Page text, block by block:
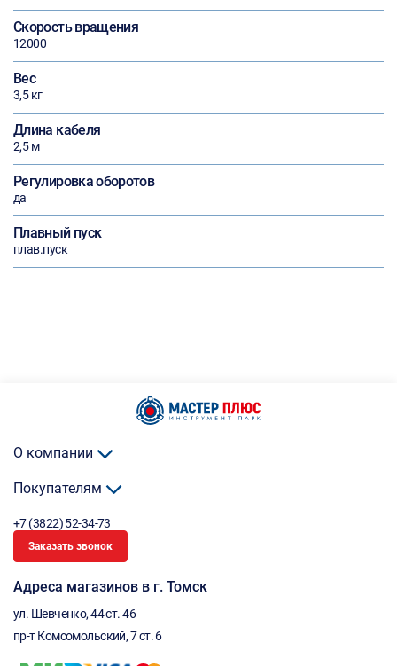
Скорость вращения
12000
Вес
3,5 кг
Длина кабеля
2,5 м
Регулировка оборотов
да
Плавный пуск
плав.пуск
О компании
Покупателям
+7 (3822) 52-34-73
Заказать звонок
Адреса магазинов в г. Томск
ул. Шевченко, 44 ст. 46
пр-т Комсомольский, 7 ст. 6